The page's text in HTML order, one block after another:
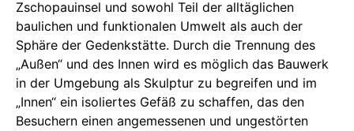
Zschopauinsel und sowohl Teil der alltäglichen
baulichen und funktionalen Umwelt als auch der
Sphäre der Gedenkstätte. Durch die Trennung des
„Außen“ und des Innen wird es möglich das Bauwerk
in der Umgebung als Skulptur zu begreifen und im
„Innen“ ein isoliertes Gefäß zu schaffen, das den
Besuchern einen angemessenen und ungestörten